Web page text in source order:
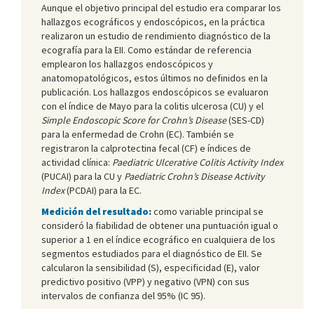
Aunque el objetivo principal del estudio era comparar los
hallazgos ecográficos y endoscópicos, en la práctica
realizaron un estudio de rendimiento diagnóstico de la
ecografía para la EII. Como estándar de referencia
emplearon los hallazgos endoscópicos y
anatomopatológicos, estos últimos no definidos en la
publicación. Los hallazgos endoscópicos se evaluaron
con el índice de Mayo para la colitis ulcerosa (CU) y el
Simple Endoscopic Score for Crohn’s Disease(SES-CD)
para la enfermedad de Crohn (EC). También se
registraron la calprotectina fecal (CF) e índices de
actividad clínica: Paediatric Ulcerative Colitis Activity Index
(PUCAI) para la CU y Paediatric Crohn’s Disease Activity
Index(PCDAI) para la EC.
Medición del resultado:como variable principal se
consideró la fiabilidad de obtener una puntuación igual o
superior a 1 en el índice ecográfico en cualquiera de los
segmentos estudiados para el diagnóstico de EII. Se
calcularon la sensibilidad (S), especificidad (E), valor
predictivo positivo (VPP) y negativo (VPN) con sus
intervalos de confianza del 95% (IC 95).